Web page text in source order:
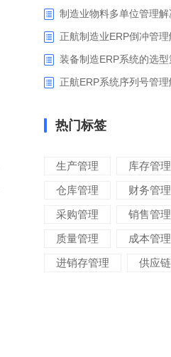
制造业物料多单位管理
正航制造业ERP倒冲管
装备制造ERP系统的选型
热门标签
生产管理
库存管理
仓库管理
财务管理
采购管理
销售管理
质量管理
成本管理
进销存管理
供应